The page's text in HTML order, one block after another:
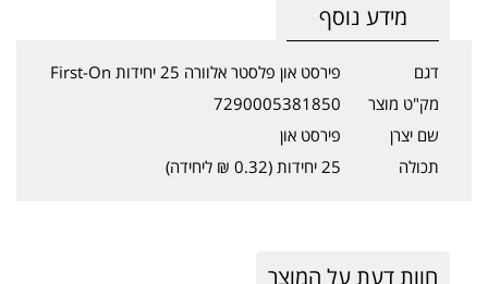
מידע נוסף
דגם
פירסט און פלסטר אלוורה 25 יחידות First-On
מק"ט מוצר
7290005381850
שם יצרן
פירסט און
תכולה
25 יחידות (0.32 ₪ ליחידה)
חוות דעת על המוצר